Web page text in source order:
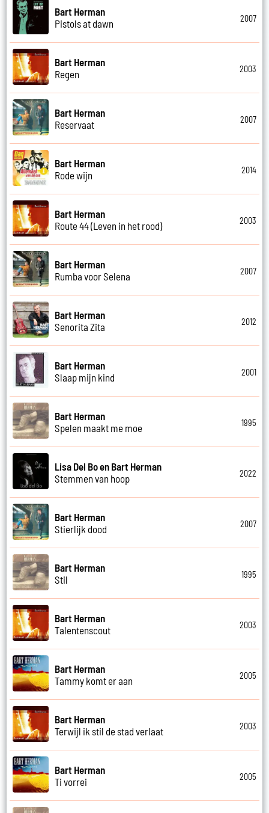
Bart Herman
Pistols at dawn
2007
Bart Herman
Regen
2003
Bart Herman
Reservaat
2007
Bart Herman
Rode wijn
2014
Bart Herman
Route 44 (Leven in het rood)
2003
Bart Herman
Rumba voor Selena
2007
Bart Herman
Senorita Zita
2012
Bart Herman
Slaap mijn kind
2001
Bart Herman
Spelen maakt me moe
1995
Lisa Del Bo en Bart Herman
Stemmen van hoop
2022
Bart Herman
Stierlijk dood
2007
Bart Herman
Stil
1995
Bart Herman
Talentenscout
2003
Bart Herman
Tammy komt er aan
2005
Bart Herman
Terwijl ik stil de stad verlaat
2003
Bart Herman
Ti vorrei
2005